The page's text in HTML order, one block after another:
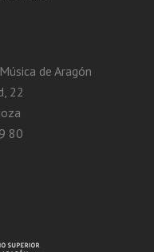
de Aragón
22
80